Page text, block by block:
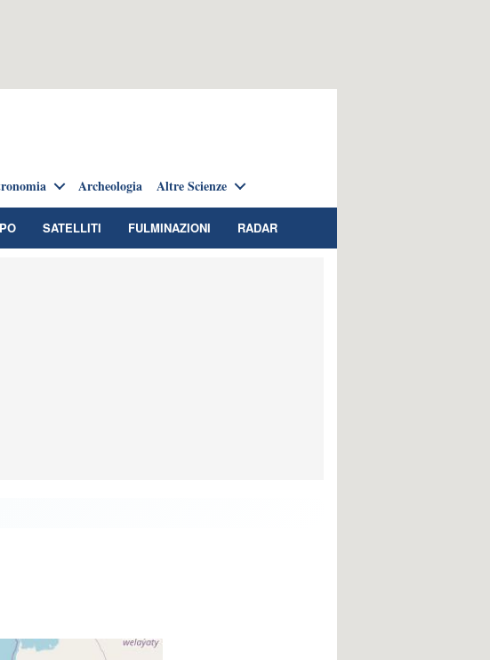
Archeologia Altre Scienze
SATELLITI FULMINAZIONI RADAR